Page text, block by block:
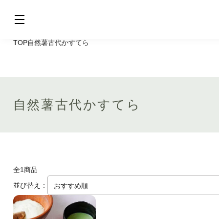
TOP自然薯古代かすてら
自然薯古代かすてら
全1商品
並び替え：